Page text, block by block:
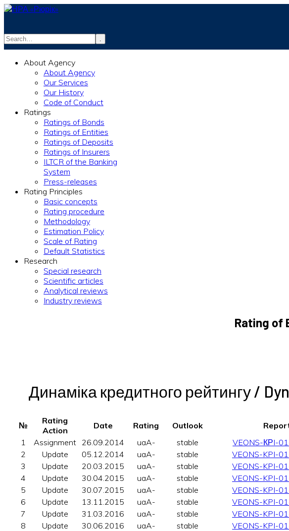
.
info@rurik.com.ua
About Agency
About Agency
Our Services
Our History
Code of Conduct
Ratings
Ratings of Bonds
Ratings of Entities
Ratings of Deposits
Ratings of Insurers
ILTCR of the Banking
System
Press-releases
Rating Principles
Basic concepts
Rating procedure
Methodology
Estimation Policy
Scale of Rating
Default Statistics
Research
Special research
Scientific articles
Analytical reviews
Industry reviews
Rating of
Динаміка кредитного рейтингу /
№
Rating
Action
Date Rating Outlook
1
Assignment 26.09.2014 uaA- stable
VEONS-КРI-
2
Update 05.12.2014 uaA- stable
VEONS-KPI-
3
Update 20.03.2015 uaA- stable
VEONS-KPI-
4
Update 30.04.2015 uaA- stable
VEONS-KPI-
5
Update 30.07.2015 uaA- stable
VEONS-KPI-
6
Update 13.11.2015 uaA- stable
VEONS-KPI-
7
Update 31.03.2016 uaA- stable
VEONS-KPI-
8
Update 30.06.2016 uaA- stable
VEONS-KPI-